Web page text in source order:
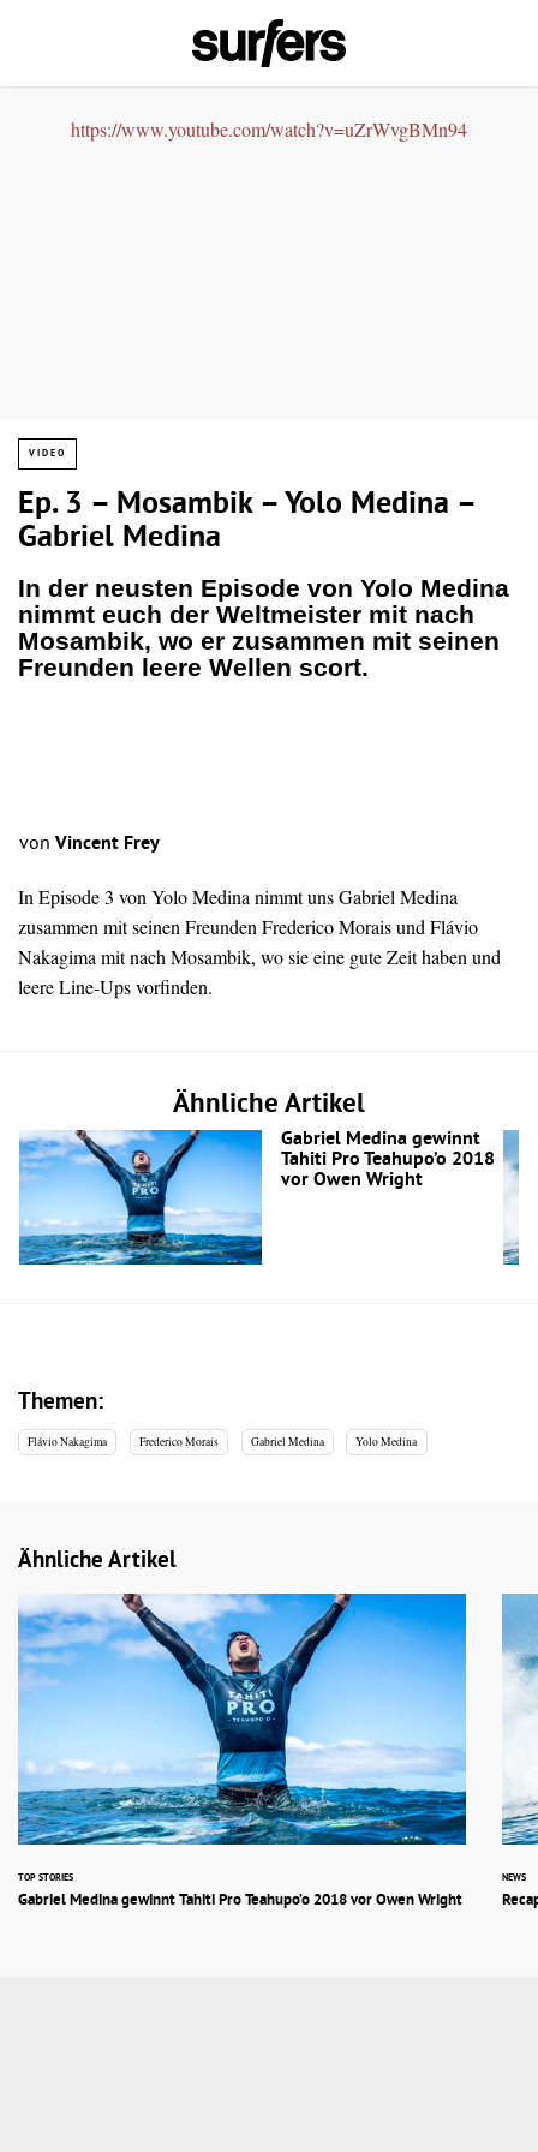
https://www.youtube.com/watch?v=uZrWvgBMn94
VIDEO
Ep. 3 – Mosambik – Yolo Medina –
Gabriel Medina
In der neusten Episode von Yolo Medina
nimmt euch der Weltmeister mit nach
Mosambik, wo er zusammen mit seinen
Freunden leere Wellen scort.
von Vincent Frey
In Episode 3 von Yolo Medina nimmt uns Gabriel Medina
zusammen mit seinen Freunden Frederico Morais und Flávio
Nakagima mit nach Mosambik, wo sie eine gute Zeit haben und
leere Line-Ups vorfinden.
Ähnliche Artikel
Gabriel Medina gewinnt
Tahiti Pro Teahupo’o 2018
vor Owen Wright
Themen:
Flávio Nakagima Frederico Morais Gabriel Medina Yolo Medina
Ähnliche Artikel
TOP STORIES
Gabriel Medina gewinnt Tahiti Pro Teahupo’o 2018 vor Owen Wright
NEWS